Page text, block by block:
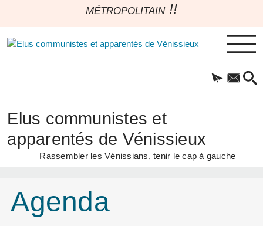
métropolitain !!
Elus communistes et
apparentés de Vénissieux
Rassembler les Vénissians, tenir le cap à gauche
Agenda